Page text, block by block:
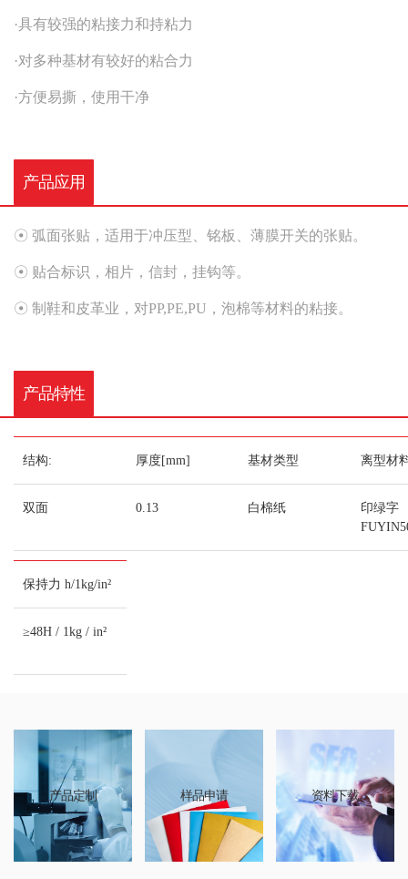
·具有较强的粘接力和持粘力
·对多种基材有较好的粘合力
·方便易撕，使用干净
产品应用
☉ 弧面张贴，适用于冲压型、铭板、薄膜开关的张贴。
☉ 贴合标识，相片，信封，挂钩等。
☉ 制鞋和皮革业，对PP,PE,PU，泡棉等材料的粘接。
产品特性
结构:
双面
厚度[mm]
0.13
基材类型
白棉纸
离型材
印绿字
保持力 h/1kg/in²
≥48H / 1kg / in²
产品定制 样品申请 资料下载